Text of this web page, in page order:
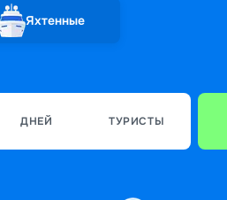
Яхтенные
ДНЕЙ ТУРИСТЫ